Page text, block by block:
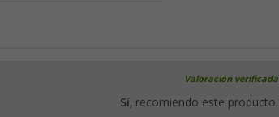
Valoración verificada
Sí, recomiendo este producto.